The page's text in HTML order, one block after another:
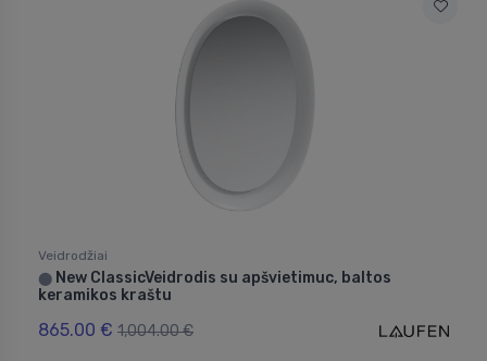
Veidrodžiai
⬤ New ClassicVeidrodis su apšvietimuc, baltos
keramikos kraštu
865.00 € 1,004.00 €